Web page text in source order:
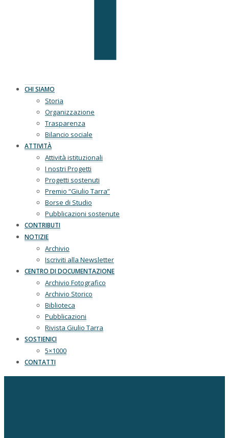
CHI SIAMO
Storia
Organizzazione
Trasparenza
Bilancio sociale
ATTIVITÀ
Attività istituzionali
I nostri Progetti
Progetti sostenuti
Premio “Giulio Tarra”
Borse di Studio
Pubblicazioni sostenute
CONTRIBUTI
NOTIZIE
Archivio
Iscriviti alla Newsletter
CENTRO DI DOCUMENTAZIONE
Archivio Fotografico
Archivio Storico
Biblioteca
Pubblicazioni
Rivista Giulio Tarra
SOSTIENICI
5×1000
CONTATTI